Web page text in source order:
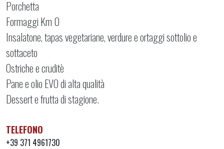
Porchetta
Formaggi Km 0
Insalatone, tapas vegetariane, verdure e ortaggi sottolio e
sottaceto
Ostriche e cruditè
Pane e olio EVO di alta qualità
Dessert e frutta di stagione.
TELEFONO
+39 371 4961730